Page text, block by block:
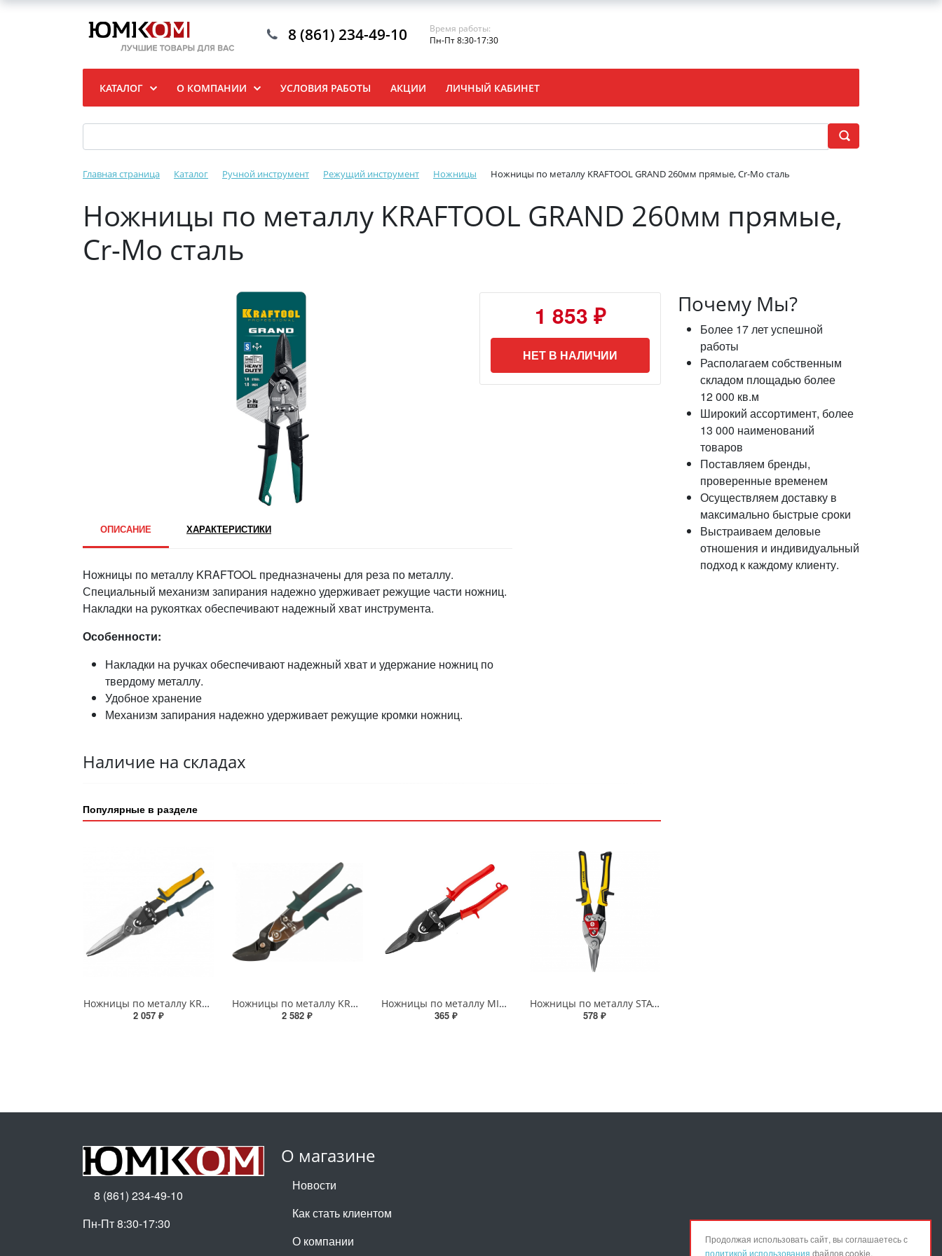
8 (861) 234-49-10
Время работы:
Пн-Пт 8:30-17:30
КАТАЛОГ О КОМПАНИИ УСЛОВИЯ РАБОТЫ АКЦИИ ЛИЧНЫЙ КАБИНЕТ
Главная страница Каталог Ручной инструмент Режущий инструмент Ножницы Ножницы по металлу KRAFTOOL GRAND 260мм прямые, Cr-Mo сталь
Ножницы по металлу KRAFTOOL GRAND 260мм прямые,
Cr-Mo сталь
1 853 ₽
НЕТ В НАЛИЧИИ
ОПИСАНИЕ ХАРАКТЕРИСТИКИ
Ножницы по металлу KRAFTOOL предназначены для реза по металлу.
Специальный механизм запирания надежно удерживает режущие части ножниц.
Накладки на рукоятках обеспечивают надежный хват инструмента.
Особенности:
Накладки на ручках обеспечивают надежный хват и удержание ножниц по
твердому металлу.
Удобное хранение
Механизм запирания надежно удерживает режущие кромки ножниц.
Наличие на складах
Популярные в разделе
Ножницы по металлу KRAFTOOL Alligator 290мм прямые, удлинённые, Cr-Mo
2 057 ₽
Ножницы по металлу KRAFTOOL BULLDOG 260мм прямые/левые, проходные с двойной рычажной передачей
2 582 ₽
Ножницы по металлу MIRAX 250мм прямые, пластиковые рукоятки
365 ₽
Ножницы по металлу STAYER COBRA Прямые 250 мм
578 ₽
Почему Мы?
Более 17 лет успешной
работы
Располагаем собственным
складом площадью более
12 000 кв.м
Широкий ассортимент, более
13 000 наименований
товаров
Поставляем бренды,
проверенные временем
Осуществляем доставку в
максимально быстрые сроки
Выстраиваем деловые
отношения и индивидуальный
подход к каждому клиенту.
О магазине
Новости
Как стать клиентом
О компании
8 (861) 234-49-10
Пн-Пт 8:30-17:30
Продолжая использовать сайт, вы соглашаетесь с
политикой использования файлов cookie.